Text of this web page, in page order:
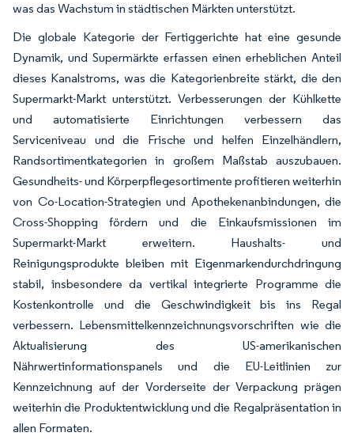
was das Wachstum in städtischen Märkten unterstützt.
Die globale Kategorie der Fertiggerichte hat eine gesunde
Dynamik, und Supermärkte erfassen einen erheblichen Anteil
dieses Kanalstroms, was die Kategorienbreite stärkt, die den
Supermarkt-Markt unterstützt. Verbesserungen der Kühlkette
und automatisierte Einrichtungen verbessern das
Serviceniveau und die Frische und helfen Einzelhändlern,
Randsortimentkategorien in großem Maßstab auszubauen.
Gesundheits- und Körperpflegesortimente profitieren weiterhin
von Co-Location-Strategien und Apothekenanbindungen, die
Cross-Shopping fördern und die Einkaufsmissionen im
Supermarkt-Markt erweitern. Haushalts- und
Reinigungsprodukte bleiben mit Eigenmarkendurchdringung
stabil, insbesondere da vertikal integrierte Programme die
Kostenkontrolle und die Geschwindigkeit bis ins Regal
verbessern. Lebensmittelkennzeichnungsvorschriften wie die
Aktualisierung des US-amerikanischen
Nährwertinformationspanels und die EU-Leitlinien zur
Kennzeichnung auf der Vorderseite der Verpackung prägen
weiterhin die Produktentwicklung und die Regalpräsentation in
allen Formaten.